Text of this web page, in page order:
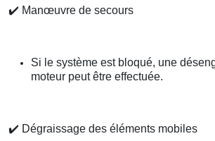
✔️ Manœuvre de secours
Si le système est bloqué, une
moteur peut être effectuée.
✔️ Dégraissage des éléments mobiles